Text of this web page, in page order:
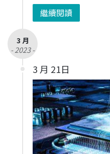
繼續閱讀
3 月
- 2023 -
3 月 21日